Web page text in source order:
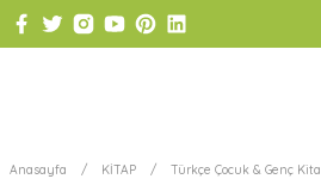
Anasayfa KİTAP Türkçe Çocuk & Genç